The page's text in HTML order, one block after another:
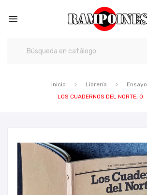

Inicio Librería
Ensayo
LOS CUADERNOS DEL NORTE, 0.